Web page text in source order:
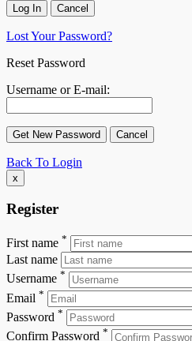
Lost Your Password?
Reset Password
Username or E-mail:
Back To Login
x
Register
First name *
Last name
Username *
Email *
Password *
Confirm Password *